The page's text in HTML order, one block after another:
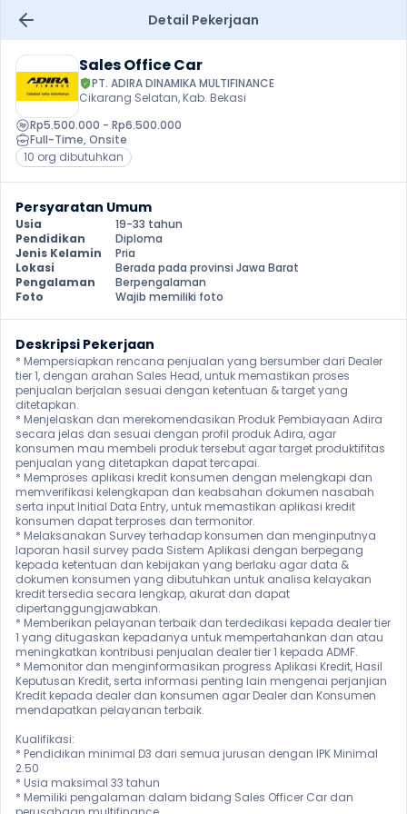
Detail Pekerjaan
Sales Office Car
PT. ADIRA DINAMIKA MULTIFINANCE
Cikarang Selatan, Kab. Bekasi
Rp5.500.000 - Rp6.500.000
Full-Time, Onsite
10 org dibutuhkan
Persyaratan Umum
Usia
19-33 tahun
Pendidikan
Diploma
Jenis Kelamin
Pria
Lokasi
Berada pada provinsi Jawa Barat
Pengalaman
Berpengalaman
Foto
Wajib memiliki foto
Deskripsi Pekerjaan
* Mempersiapkan rencana penjualan yang bersumber dari Dealer
tier 1, dengan arahan Sales Head, untuk memastikan proses
penjualan berjalan sesuai dengan ketentuan & target yang
ditetapkan.
* Menjelaskan dan merekomendasikan Produk Pembiayaan Adira
secara jelas dan sesuai dengan profil produk Adira, agar
konsumen mau membeli produk tersebut agar target produktifitas
penjualan yang ditetapkan dapat tercapai.
* Memproses aplikasi kredit konsumen dengan melengkapi dan
memverifikasi kelengkapan dan keabsahan dokumen nasabah
serta input Initial Data Entry, untuk memastikan aplikasi kredit
konsumen dapat terproses dan termonitor.
* Melaksanakan Survey terhadap konsumen dan menginputnya
laporan hasil survey pada Sistem Aplikasi dengan berpegang
kepada ketentuan dan kebijakan yang berlaku agar data &
dokumen konsumen yang dibutuhkan untuk analisa kelayakan
kredit tersedia secara lengkap, akurat dan dapat
dipertanggungjawabkan.
* Memberikan pelayanan terbaik dan terdedikasi kepada dealer tier
1 yang ditugaskan kepadanya untuk mempertahankan dan atau
meningkatkan kontribusi penjualan dealer tier 1 kepada ADMF.
* Memonitor dan menginformasikan progress Aplikasi Kredit, Hasil
Keputusan Kredit, serta informasi penting lain mengenai perjanjian
Kredit kepada dealer dan konsumen agar Dealer dan Konsumen
mendapatkan pelayanan terbaik.
Kualifikasi:
* Pendidikan minimal D3 dari semua jurusan dengan IPK Minimal
2.50
* Usia maksimal 33 tahun
* Memiliki pengalaman dalam bidang Sales Officer Car dan